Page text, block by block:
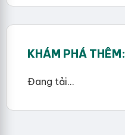
KHÁM PHÁ THÊM:
Đang tải...